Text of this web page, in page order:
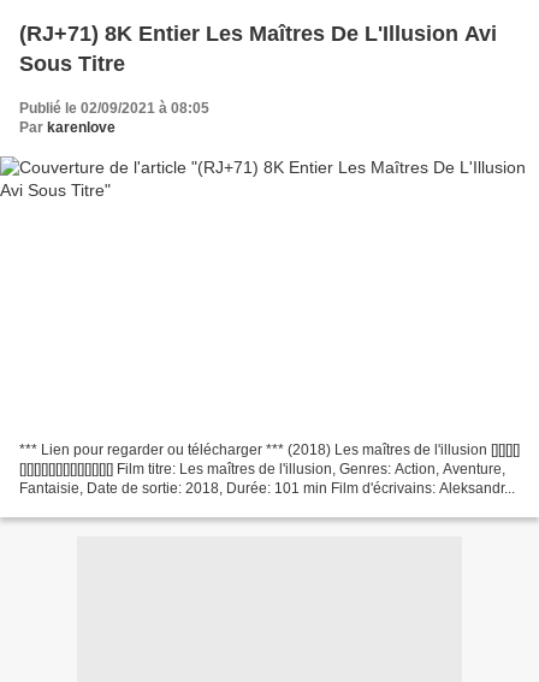
(RJ+71) 8K Entier Les Maîtres De L'Illusion Avi
Sous Titre
Publié le 02/09/2021 à 08:05
Par karenlove
*** Lien pour regarder ou télécharger *** (2018) Les maîtres de l'illusion [][][][]
[][][][][][][][][][][][][] Film titre: Les maîtres de l'illusion, Genres: Action, Aventure,
Fantaisie, Date de sortie: 2018, Durée: 101 min Film d'écrivains: Aleksandr...